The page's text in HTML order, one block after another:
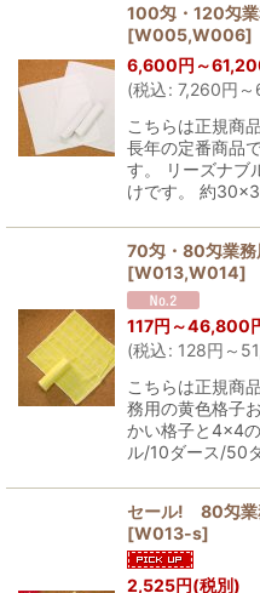
100匁・120匁業
[W005,W006]
6,600円 ～
(税込: 7,260円
こちらは正規商
長年の定番商品
す。 リーズナブ
けです。 約
70匁・80匁業務
[W013,W014]
117円 ～46,800
(税込: 128円 ～
こちらは正規商
務用の黄色格子
かい格子と4×4
ル/10ダース/50
セール! 80匁業
[W013-s]
2,525円(税別)